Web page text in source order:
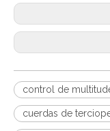
control de
cuerdas de